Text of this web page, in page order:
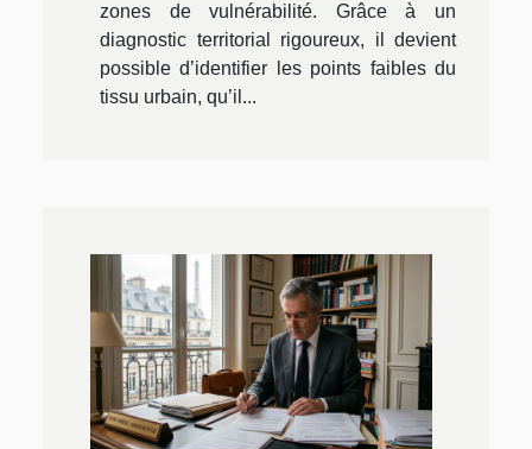
zones de vulnérabilité. Grâce à un
diagnostic territorial rigoureux, il devient
possible d’identifier les points faibles du
tissu urbain, qu’il...